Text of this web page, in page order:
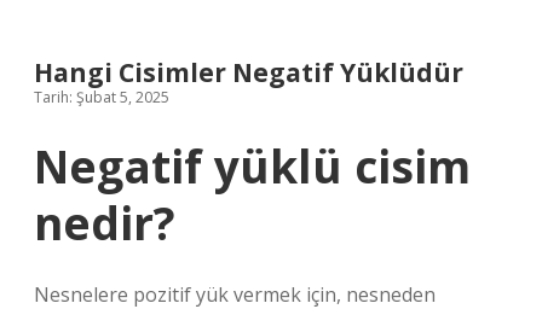
Hangi Cisimler Negatif Yüklüdür
Tarih: Şubat 5, 2025
Negatif yüklü cisim
nedir?
Nesnelere pozitif yük vermek için, nesneden